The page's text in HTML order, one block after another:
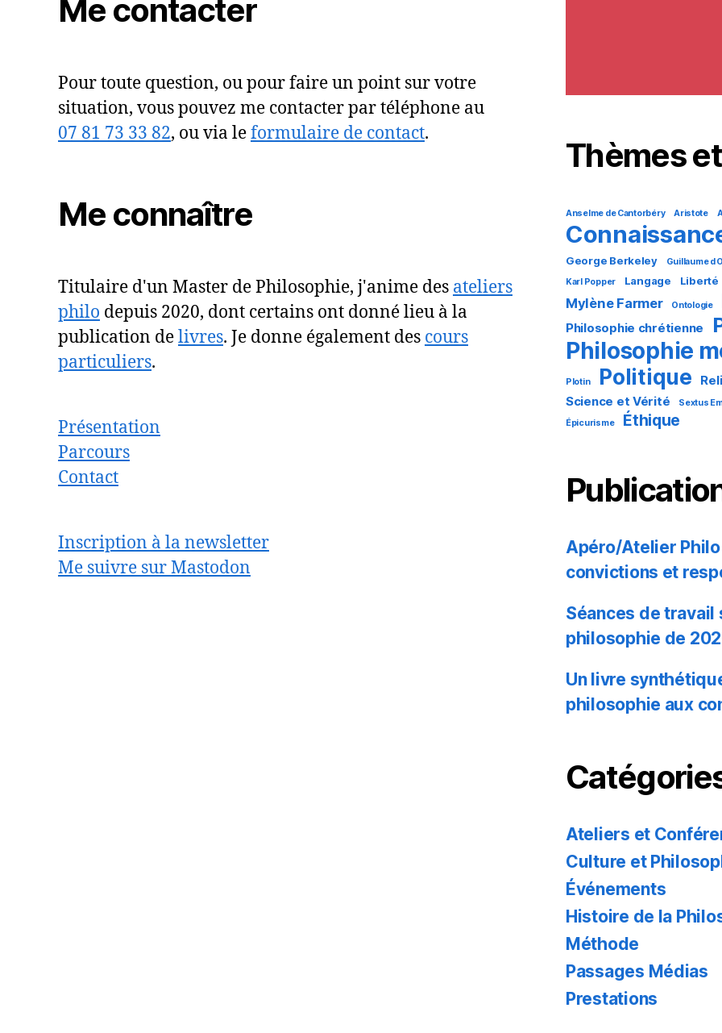
Me contacter
Pour toute question, ou pour faire un point sur votre
situation, vous pouvez me contacter par téléphone au
07 81 73 33 82, ou via leformulaire de contact.
Me connaître
Titulaire d'un Master de Philosophie, j'anime des ateliers
philo depuis 2020, dont certains ont donné lieu à la
publication delivres. Je donne également des cours
particuliers.
Présentation
Parcours
Contact
Inscription à la newsletter
Me suivre sur Mastodon
Thèmes
Anselme de Cantorbéry Aristote
George Berkeley
Guillaume d
Karl Popper
Langage Liberté
Mylène Farmer Ontologie
Philosophie chrétienne
Philosophie
Plotin Politique
Science et Vérité Sextus
Épicurisme Éthique
Apéro/Atelier
convictions et
Séances de
philosophie de
Un livre
philosophie aux
Ateliers et
Culture et
Événements
Histoire de la
Méthode
Passages Médias
Prestations